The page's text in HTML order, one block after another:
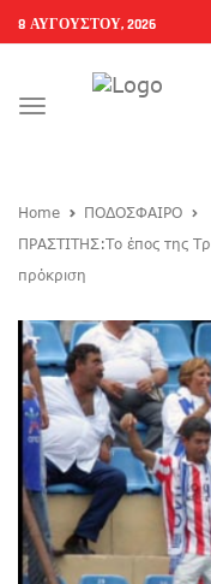
8 ΑΥΓΟΎΣΤΟΥ, 2026
Toggle
Home
ΠΟΔΟΣΦΑΙΡΟ
ΠΡΑΣΤΙΤΗΣ:Το έπος της
πρόκριση